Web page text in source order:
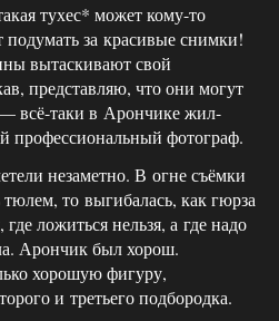
тухес* может кому-то
за красивые снимки!
вытаскивают свой
представляю, что они могут
всё-таки в Арончике жил-
профессиональный фотограф.
незаметно. В огне съёмки
то выгибалась, как гюрза
ложиться нельзя, а где надо
Арончик был хорош.
хорошую фигуру,
и третьего подбородка.